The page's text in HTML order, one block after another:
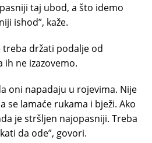
taj ubod, a što idemo
ishod”, kaže.
držati podalje od
ih ne izazovemo.
oni napadaju u rojevima. Nije
se lamaće rukama i bježi. Ako
je stršljen najopasniji. Treba
da ode”, govori.